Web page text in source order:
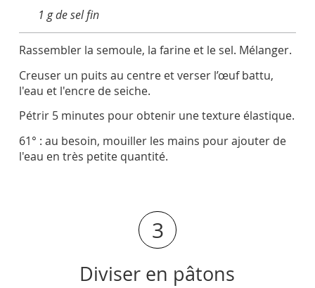
1 g de sel fin
Rassembler la semoule, la farine et le sel. Mélanger.
Creuser un puits au centre et verser l’œuf battu,
l'eau et l'encre de seiche.
Pétrir 5 minutes pour obtenir une texture élastique.
61° : au besoin, mouiller les mains pour ajouter de
l'eau en très petite quantité.
3
Diviser en pâtons